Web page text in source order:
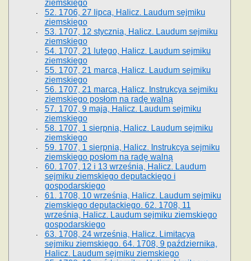
ziemskiego
52. 1706, 27 lipca, Halicz. Laudum sejmiku
ziemskiego
53. 1707, 12 stycznia, Halicz. Laudum sejmiku
ziemskiego
54. 1707, 21 lutego, Halicz. Laudum sejmiku
ziemskiego
55. 1707, 21 marca, Halicz. Laudum sejmiku
ziemskiego
56. 1707, 21 marca, Halicz. Instrukcya sejmiku
ziemskiego posłom na radę walną
57. 1707, 9 maja, Halicz. Laudum sejmiku
ziemskiego
58. 1707, 1 sierpnia, Halicz. Laudum sejmiku
ziemskiego
59. 1707, 1 sierpnia, Halicz. Instrukcya sejmiku
ziemskiego posłom na radę walną
60. 1707, 12 i 13 września, Halicz. Laudum
sejmiku ziemskiego deputackiego i
gospodarskiego
61. 1708, 10 września, Halicz. Laudum sejmiku
ziemskiego deputackiego. 62. 1708, 11
września, Halicz. Laudum sejmiku ziemskiego
gospodarskiego
63. 1708, 24 września, Halicz. Limitacya
sejmiku ziemskiego. 64. 1708, 9 października,
Halicz. Laudum sejmiku ziemskiego